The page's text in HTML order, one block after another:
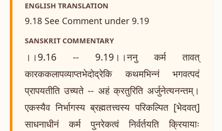
ENGLISH TRANSLATION
9.18 See Comment under 9.19
SANSKRIT COMMENTARY
।।9.16 -- 9.19।।ननु कर्म तावत्
कारककलापव्याप्तभेदोद्रेकि कथमभिन्नं भगवत्पदं
प्रापयतीति उच्यते -- अहं क्रतुरिति अर्जुनेत्यनन्तम्।
एकस्यैव निर्भागस्य ब्रह्मतत्त्वस्य परिकल्पित [भेदवत्]
साधनाधीनं कर्म पुनरेकत्वं निर्वर्तयति क्रियायाः